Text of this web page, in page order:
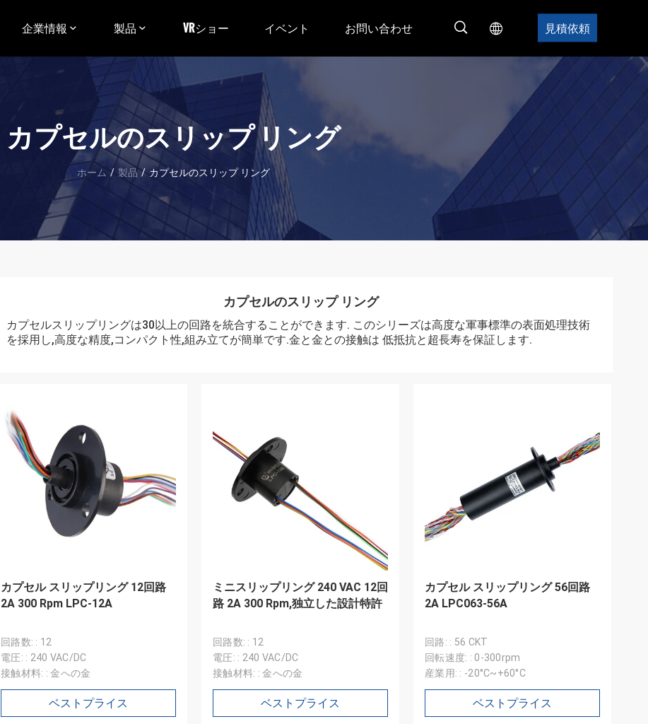
企業情報 製品 VRショー イベント お問い合わせ 見積依頼
カプセルのスリップ リング
ホーム / 製品 / カプセルのスリップ リング
カプセルのスリップ リング
カプセルスリップリングは30以上の回路を統合することができます. このシリーズは高度な軍事標準の表面処理技術
を採用し,高度な精度,コンパクト性,組み立てが簡単です.金と金との接触は 低抵抗と超長寿を保証します.
カプセル スリップリング 12回路
2A 300 Rpm LPC-12A
回路数: : 12
電圧: : 240 VAC/DC
接触材料: : 金への金
ベストプライス
ミニスリップリング 240 VAC 12回
路 2A 300 Rpm,独立した設計特許
回路数: : 12
電圧: : 240 VAC/DC
接触材料: : 金への金
ベストプライス
カプセル スリップリング 56回路
2A LPC063-56A
回路: : 56 CKT
回転速度: : 0-300rpm
産業用: : -20°C~+60°C
ベストプライス